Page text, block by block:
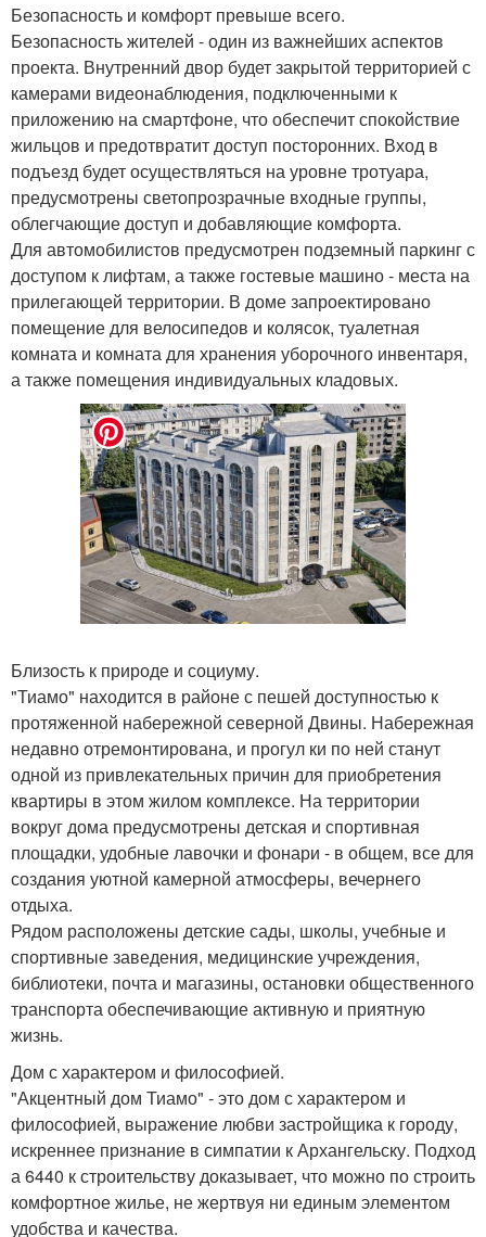
Безопасность и комфорт превыше всего.
Безопасность жителей - один из важнейших аспектов
проекта. Внутренний двор будет закрытой территорией с
камерами видеонаблюдения, подключенными к
приложению на смартфоне, что обеспечит спокойствие
жильцов и предотвратит доступ посторонних. Вход в
подъезд будет осуществляться на уровне тротуара,
предусмотрены светопрозрачные входные группы,
облегчающие доступ и добавляющие комфорта.
Для автомобилистов предусмотрен подземный паркинг с
доступом к лифтам, а также гостевые машино - места на
прилегающей территории. В доме запроектировано
помещение для велосипедов и колясок, туалетная
комната и комната для хранения уборочного инвентаря,
а также помещения индивидуальных кладовых.
Близость к природе и социуму.
"Тиамо" находится в районе с пешей доступностью к
протяженной набережной северной Двины. Набережная
недавно отремонтирована, и прогул ки по ней станут
одной из привлекательных причин для приобретения
квартиры в этом жилом комплексе. На территории
вокруг дома предусмотрены детская и спортивная
площадки, удобные лавочки и фонари - в общем, все для
создания уютной камерной атмосферы, вечернего
отдыха.
Рядом расположены детские сады, школы, учебные и
спортивные заведения, медицинские учреждения,
библиотеки, почта и магазины, остановки общественного
транспорта обеспечивающие активную и приятную
жизнь.
Дом с характером и философией.
"Акцентный дом Тиамо" - это дом с характером и
философией, выражение любви застройщика к городу,
искреннее признание в симпатии к Архангельску. Подход
а 6440 к строительству доказывает, что можно по строить
комфортное жилье, не жертвуя ни единым элементом
удобства и качества.